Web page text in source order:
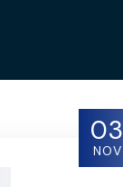
03
NOV